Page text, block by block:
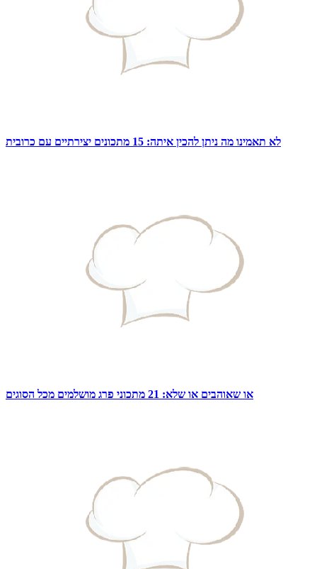
לא תאמינו מה ניתן להכין איתה: 15 מתכונים יצירתיים עם כרובית
או שאוהבים או שלא: 21 מתכוני פרג מושלמים מכל הסוגים